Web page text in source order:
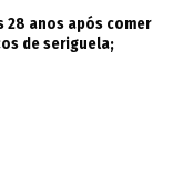
28 anos após comer
de seriguela;